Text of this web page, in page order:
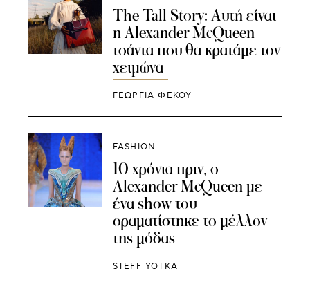
The Tall Story: Αυτή είναι
η Alexander McQueen
τσάντα που θα κρατάμε τον
χειμώνα
ΓΕΩΡΓΙΑ ΦΕΚΟΥ
FASHION
10 χρόνια πριν, ο
Alexander McQueen με
ένα show του
οραματίστηκε το μέλλον
της μόδας
STEFF YOTKA